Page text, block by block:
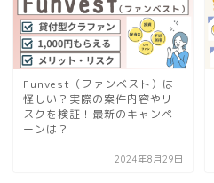
Funvest（ファンベスト）は
怪しい？実際の案件内容やリ
スクを検証！最新のキャンペ
ーンは？
2024年8月29日